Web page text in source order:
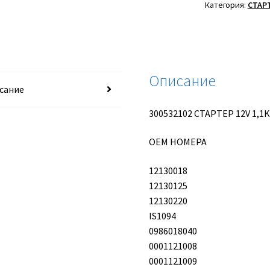
12V
Категория:
Описание
300532102 СТАРТЕР 12V
OEM НОМЕРА
12130018
12130125
12130220
IS1094
0986018040
0001121008
0001121009